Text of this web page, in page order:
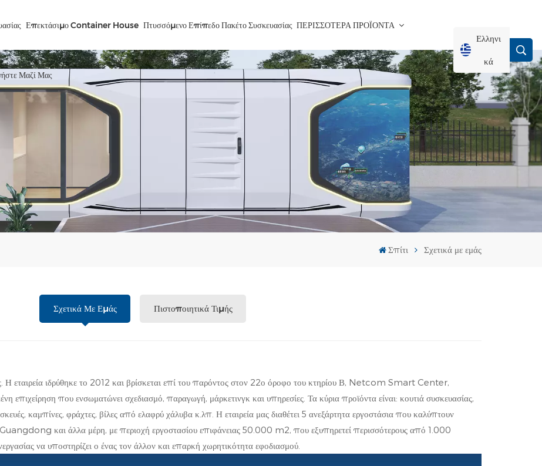
Επεκτάσιμο Container House Πτυσσόμενο Επίπεδο Πακέτο Συσκευασίας ΠΕΡΙΣΣΟΤΕΡΑ ΠΡΟΪΟΝΤΑ
Μαζί Μας
Ελληνι
Κά
English
Français
Русский
Indonesia
عربي
Σπίτι Σχετικά με εμάς
Σχετικά Με Εμάς Πιστοποιητικά Τιμής
εταιρεία ιδρύθηκε το 2012 και βρίσκεται επί του παρόντος στον 22ο όροφο του κτηρίου Β, Netcom Smart Center,
που ενσωματώνει σχεδιασμό, παραγωγή, μάρκετινγκ και υπηρεσίες. Τα κύρια προϊόντα είναι: κουτιά συσκευασίας,
καμπίνες, φράχτες, βίλες από ελαφρύ χάλυβα κ.λπ. Η εταιρεία μας διαθέτει 5 ανεξάρτητα εργοστάσια που καλύπτουν
και άλλα μέρη, με περιοχή εργοστασίου επιφάνειας 50.000 m2, που εξυπηρετεί περισσότερους από 1.000
να υποστηρίζει ο ένας τον άλλον και επαρκή χωρητικότητα εφοδιασμού.